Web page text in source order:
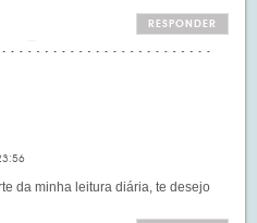
RESPONDER
da minha leitura diária, te desejo